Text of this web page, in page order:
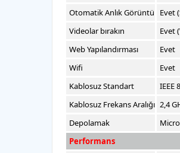
Otomatik Anlık Görüntü
Evet
Videolar bırakın
Evet
Web Yapılandırması
Evet
Wifi
Evet
Kablosuz Standart
IEEE
Kablosuz Frekans Aralığı 2,4
Depolamak
Performans